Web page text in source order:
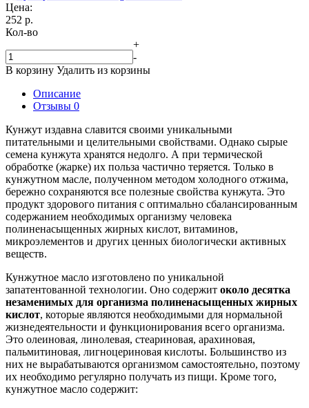
Цена:
252 р.
Кол-во
+
-
В корзину Удалить из корзины
Описание
Отзывы 0
Кунжут издавна славится своими уникальными
питательными и целительными свойствами. Однако сырые
семена кунжута хранятся недолго. А при термической
обработке (жарке) их польза частично теряется. Только в
кунжутном масле, полученном методом холодного отжима,
бережно сохраняются все полезные свойства кунжута. Это
продукт здорового питания с оптимально сбалансированным
содержанием необходимых организму человека
полиненасыщенных жирных кислот, витаминов,
микроэлементов и других ценных биологически активных
веществ.
Кунжутное масло изготовлено по уникальной
запатентованной технологии. Оно содержит около десятка
незаменимых для организма полиненасыщенных жирных
кислот, которые являются необходимыми для нормальной
жизнедеятельности и функционирования всего организма.
Это олеиновая, линолевая, стеариновая, арахиновая,
пальмитиновая, лигноцериновая кислоты. Большинство из
них не вырабатываются организмом самостоятельно, поэтому
их необходимо регулярно получать из пищи. Кроме того,
кунжутное масло содержит: